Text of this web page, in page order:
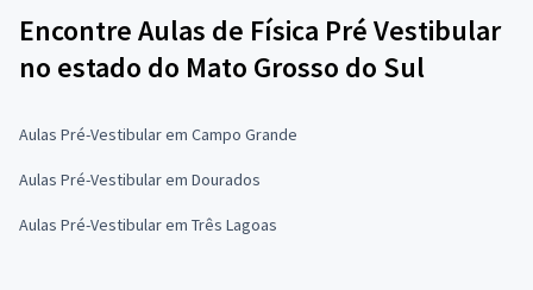
Encontre Aulas de Física Pré Vestibular
no estado do Mato Grosso do Sul
Aulas Pré-Vestibular em Campo Grande
Aulas Pré-Vestibular em Dourados
Aulas Pré-Vestibular em Três Lagoas